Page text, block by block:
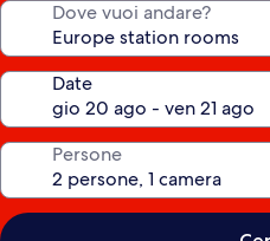
Dove vuoi andare?
Date
Persone